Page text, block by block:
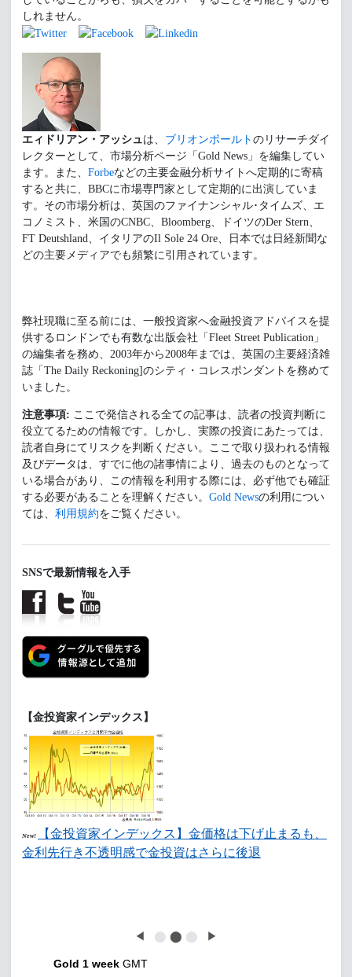
しれません。
エィドリアン・アッシュは、 ブリオンボールト のリサーチダイ
レクターとして、市場分析ページ「Gold News」を編集してい
ます。また、 Forbeなどの主要金融分析サイトへ定期的に寄稿
すると共に、BBCに市場専門家として定期的に出演していま
す。その市場分析は、英国のファイナンシャル･タイムズ、エ
コノミスト、米国のCNBC、Bloomberg、ドイツのDer Stern、
FT Deutshland、イタリアのIl Sole 24 Ore、日本では日経新聞な
どの主要メディアでも頻繁に引用されています。
弊社現職に至る前には、一般投資家へ金融投資アドバイスを提
供するロンドンでも有数な出版会社「Fleet Street Publication」
の編集者を務め、2003年から2008年までは、英国の主要経済雑
誌「The Daily Reckoning]のシティ・コレスポンダントを務めて
いました。
注意事項: ここで発信される全ての記事は、読者の投資判断に
役立てるための情報です。しかし、実際の投資にあたっては、
読者自身にてリスクを判断ください。ここで取り扱われる情報
及びデータは、すでに他の諸事情により、過去のものとなって
いる場合があり、この情報を利用する際には、必ず他でも確証
する必要があることを理解ください。 Gold Newsの利用につい
ては、 利用規約をご覧ください。
SNSで最新情報を入手
【金投資家インデックス】
New!
【金投資家インデックス】金価格は下げ止まるも、
金利先行き不透明感で金投資はさらに後退
◀ ⬤ ⬤ ⬤ ▶
Gold 1 week GMT